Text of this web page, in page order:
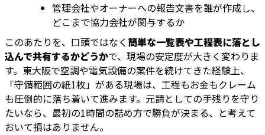
管理会社やオーナーへの報告文書を誰が作成し、
どこまで協力会社が関与するか
このあたりを、口頭ではなく 簡単な一覧表や工程表に落とし
込んで共有するかどうかで、現場の安定度が大きく変わりま
す。東大阪で空調や電気設備の案件を続けてきた経験上、
「守備範囲の紙1枚」がある現場は、工程もお金もクレーム
も圧倒的に落ち着いて進みます。元請としての手残りを守り
たいなら、最初の1時間の詰め方で勝負が決まる、と考えて
おいて損はありません。